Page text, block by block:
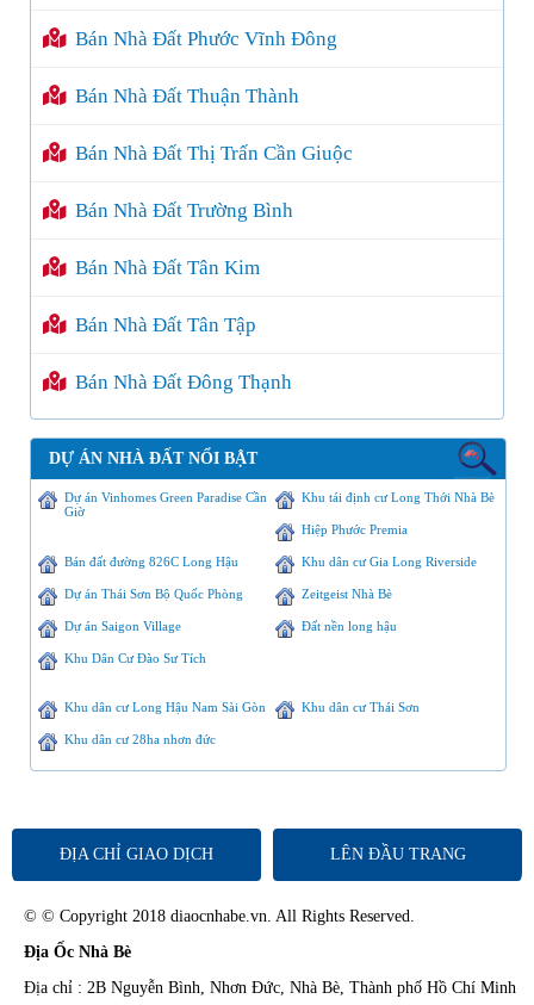
Bán Nhà Đất Phước Vĩnh Đông
Bán Nhà Đất Thuận Thành
Bán Nhà Đất Thị Trấn Cần Giuộc
Bán Nhà Đất Trường Bình
Bán Nhà Đất Tân Kim
Bán Nhà Đất Tân Tập
Bán Nhà Đất Đông Thạnh
DỰ ÁN NHÀ ĐẤT NỔI BẬT
Dự án Vinhomes Green Paradise Cần
Giờ
Khu tái định cư Long Thới Nhà Bè
Hiệp Phước Premia
Bán đất đường 826C Long Hậu Khu dân cư Gia Long Riverside
Dự án Thái Sơn Bộ Quốc Phòng Zeitgeist Nhà Bè
Dự án Saigon Village Đất nền long hậu
Khu Dân Cư Đào Sư Tích
Khu dân cư Long Hậu Nam Sài Gòn Khu dân cư Thái Sơn
Khu dân cư 28ha nhơn đức
ĐỊA CHỈ GIAO DỊCH LÊN ĐẦU TRANG
© © Copyright 2018 diaocnhabe.vn. All Rights Reserved.
Địa Ốc Nhà Bè
Địa chỉ : 2B Nguyễn Bình, Nhơn Đức, Nhà Bè, Thành phố Hồ Chí Minh